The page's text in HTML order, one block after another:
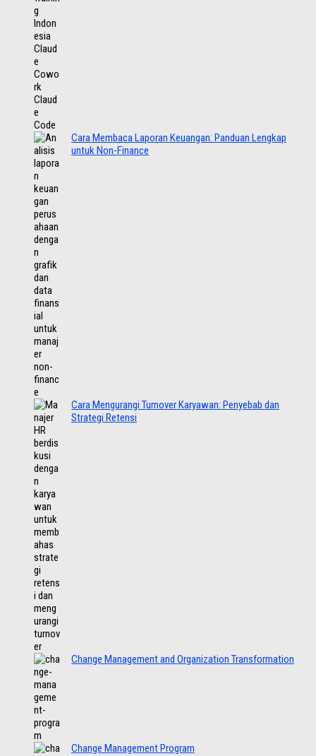
Cara Membaca Laporan Keuangan: Panduan Lengkap
untuk Non-Finance
Cara Mengurangi Turnover Karyawan: Penyebab dan
Strategi Retensi
Change Management and Organization Transformation
Change Management Program